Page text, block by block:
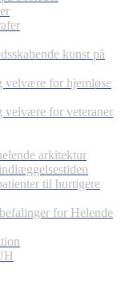
kunst på
velvære for hjemløse
velvære for veteraner
arkitektur
til hurtigere
for Helende